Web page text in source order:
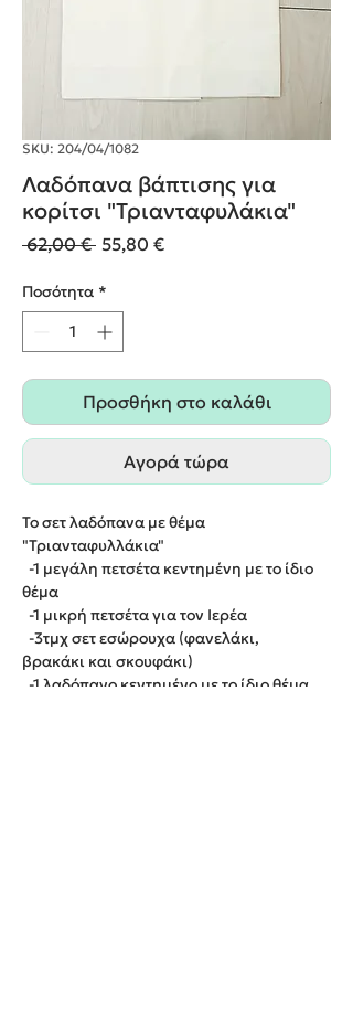
SKU: 204/04/1082
Λαδόπανα βάπτισης για
κορίτσι "Τριανταφυλάκια"
62,00 € Κανονική
55,80 €Τιμή
Ποσότητα *
Προσθήκη στο καλάθι
Αγορά τώρα
Το σετ λαδόπανα με θέμα
"Τριανταφυλλάκια"
-1 μεγάλη πετσέτα κεντημένη με το ίδιο
θέμα
-1 μικρή πετσέτα για τον Ιερέα
-3τμχ σετ εσώρουχα (φανελάκι,
βρακάκι και σκουφάκι)
-1 λαδόπανο κεντημένο με το ίδιο θέμα